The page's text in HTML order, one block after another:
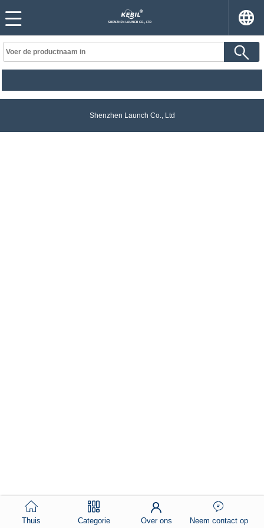
Shenzhen Launch Co., Ltd
Thuis Categorie Over ons Neem contact op